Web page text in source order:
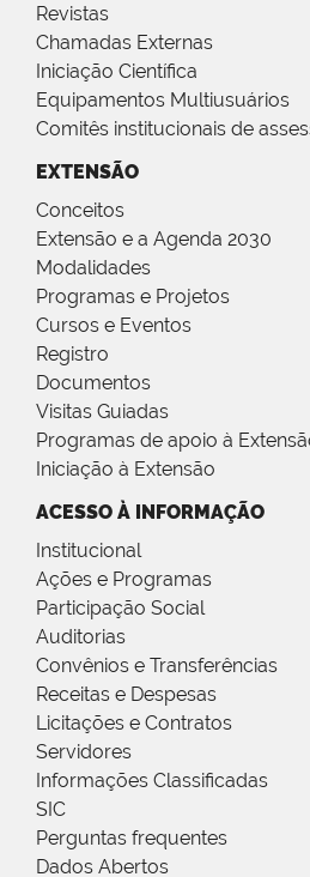
Revistas
Chamadas Externas
Iniciação Científica
Equipamentos Multiusuários
Comitês institucionais de
EXTENSÃO
Conceitos
Extensão e a Agenda 2030
Modalidades
Programas e Projetos
Cursos e Eventos
Registro
Documentos
Visitas Guiadas
Programas de apoio à
Iniciação à Extensão
ACESSO À INFORMAÇÃO
Institucional
Ações e Programas
Participação Social
Auditorias
Convênios e Transferências
Receitas e Despesas
Licitações e Contratos
Servidores
Informações Classificadas
SIC
Perguntas frequentes
Dados Abertos